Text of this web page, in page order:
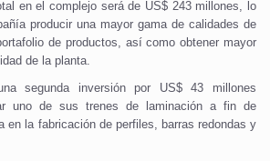
en el complejo será de US$ 243 millones, lo
producir una mayor gama de calidades de
de productos, así como obtener mayor
de la planta.
segunda inversión por US$ 43 millones
uno de sus trenes de laminación a fin de
en la fabricación de perfiles, barras redondas y